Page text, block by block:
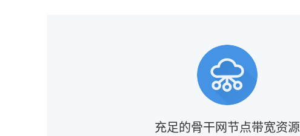
充足的骨干网节点带宽资源